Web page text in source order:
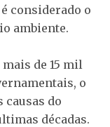
considerado o
ambiente.
de 15 mil
o
do
décadas.